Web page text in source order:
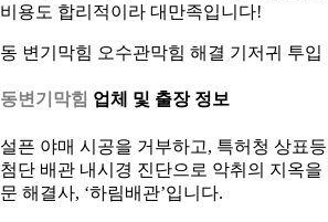
용도 합리적이라 대만족입니다!
변기막힘 오수관막힘 해결 기저귀 투입
변기막힘 업체 및 출장 정보
픈 야매 시공을 거부하고, 특허청 상표
단 배관 내시경 진단으로 악취의 지옥
해결사, ‘하림배관’입니다.